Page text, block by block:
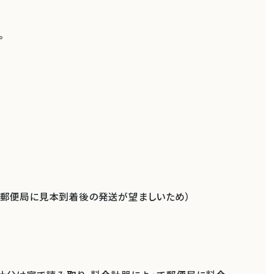
便局に見本到着後の発送が望ましいため）